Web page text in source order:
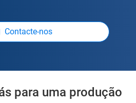
Contacte-nos
para uma produção